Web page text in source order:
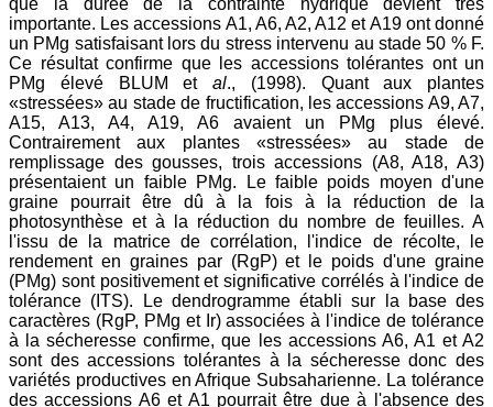
importante. Les accessions A1, A6, A2, A12 et A19 ont donné
un PMg satisfaisant lors du stress intervenu au stade 50 % F.
Ce résultat confirme que les accessions tolérantes ont un
PMg élevé BLUM et al., (1998). Quant aux plantes
«stressées» au stade de fructification, les accessions A9, A7,
A15, A13, A4, A19, A6 avaient un PMg plus élevé.
Contrairement aux plantes «stressées» au stade de
remplissage des gousses, trois accessions (A8, A18, A3)
présentaient un faible PMg. Le faible poids moyen d'une
graine pourrait être dû à la fois à la réduction de la
photosynthèse et à la réduction du nombre de feuilles. A
l'issu de la matrice de corrélation, l'indice de récolte, le
rendement en graines par (RgP) et le poids d'une graine
(PMg) sont positivement et significative corrélés à l'indice de
tolérance (ITS). Le dendrogramme établi sur la base des
caractères (RgP, PMg et Ir) associées à l'indice de tolérance
à la sécheresse confirme, que les accessions A6, A1 et A2
sont des accessions tolérantes à la sécheresse donc des
variétés productives en Afrique Subsaharienne. La tolérance
des accessions A6 et A1 pourrait être due à l'absence des